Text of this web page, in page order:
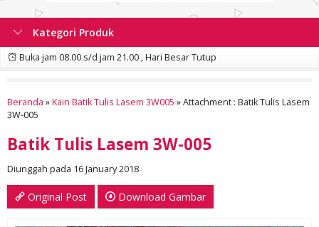
Kategori Produk
Buka jam 08.00 s/d jam 21.00 , Hari Besar Tutup
Beranda »Kain Batik Tulis Lasem 3W005 » Attachment : Batik Tulis Lasem
3W-005
Batik Tulis Lasem 3W-005
Diunggah pada 16 January 2018
Original Post Download Gambar